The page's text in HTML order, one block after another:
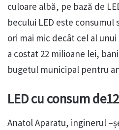
culoare albă, pe bază de
becului LED este consumul
ori mai mic decât cel al
a costat 22 milioane lei,
bugetul municipal pentru
LED cu consum
Anatol Aparatu, inginerul